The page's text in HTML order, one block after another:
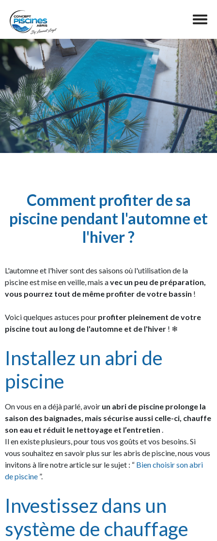
Comment profiter de sa
piscine pendant l'automne et
l'hiver ?
L'automne et l'hiver sont des saisons où l'utilisation de la
piscine est mise en veille, mais avec un peu de préparation,
vous pourrez tout de même profiter de votre bassin !
Voici quelques astuces pour profiter pleinement de votre
piscine tout au long de l'automne et de l'hiver ! ❄
Installez un abri de
piscine
On vous en a déjà parlé, avoir un abri de piscine prolonge la
saison des baignades, mais sécurise aussi celle-ci, chauffe
son eau et réduit le nettoyage et l’entretien .
Il en existe plusieurs, pour tous vos goûts et vos besoins. Si
vous souhaitez en savoir plus sur les abris de piscine, nous vous
invitons à lire notre article sur le sujet : “ Bien choisir son abri
de piscine ”.
Investissez dans un
système de chauffage